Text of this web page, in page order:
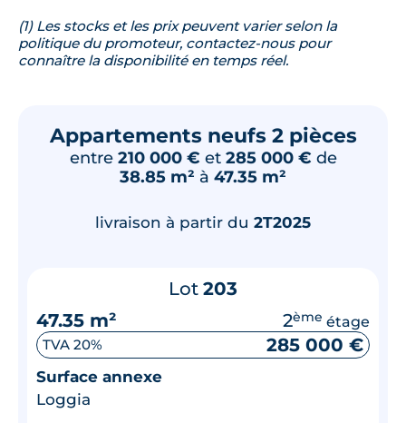
(1) Les stocks et les prix peuvent varier selon la
politique du promoteur, contactez-nous pour
connaître la disponibilité en temps réel.
Appartements neufs 2 pièces
entre 210 000 € et 285 000 € de
38.85 m² à 47.35 m²
livraison à partir du 2T2025
Lot 203
47.35 m²
2ème étage
TVA 20% 285 000 €
Surface annexe
Loggia